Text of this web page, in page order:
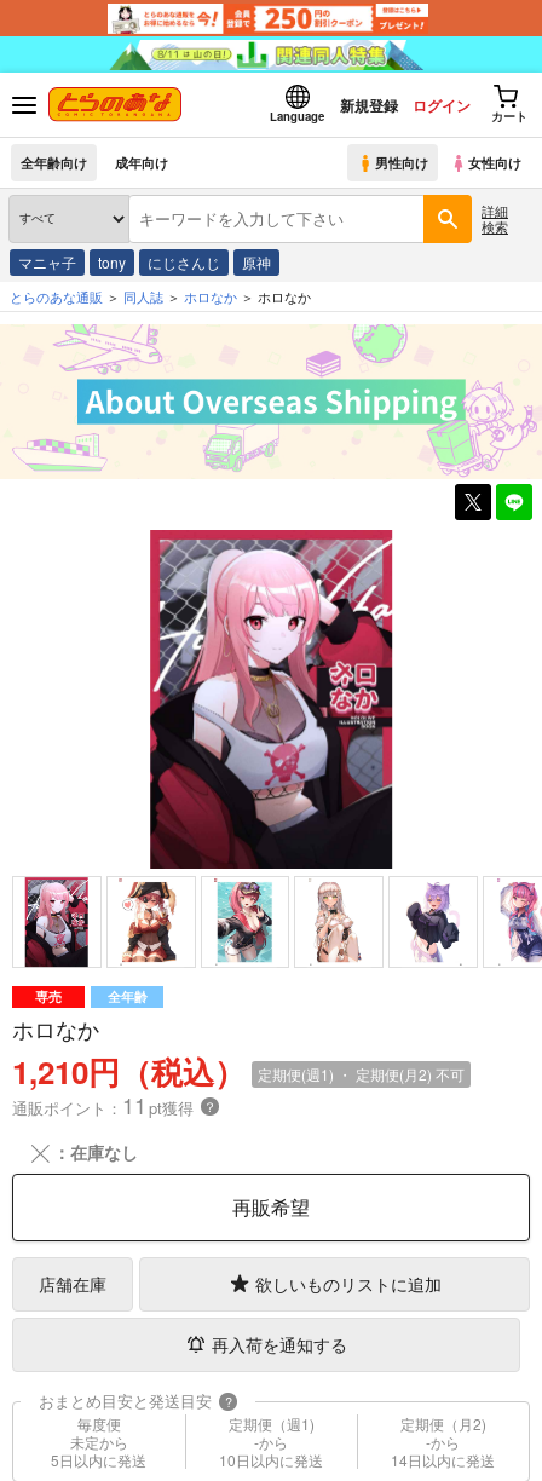
Language
新規登録 ログイン
カート
全年齢向け 成年向け 男性向け 女性向け
詳細
検索
マニャ子 tony にじさんじ 原神
とらのあな通販 同人誌 ホロなか ホロなか
専売 全年齢
ホロなか
1,210円（税込） 定期便(週1) ・ 定期便(月2) 不可
通販ポイント： 11 pt獲得 ？
╳ ：在庫なし
再販希望
店舗在庫 欲しいものリストに追加
再入荷を通知する
おまとめ目安と発送目安 ?
毎度便
未定から
5日以内に発送
定期便（週1)
-から
10日以内に発送
定期便（月2)
-から
14日以内に発送